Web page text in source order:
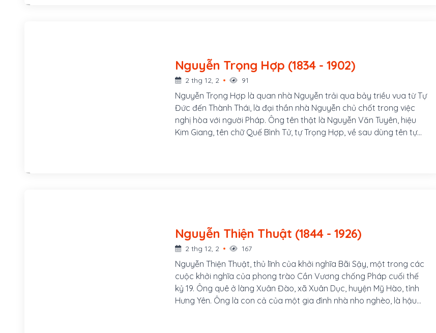
Nguyễn Trọng Hợp (1834 - 1902)
2 thg 12, 2 91
Nguyễn Trọng Hợp là quan nhà Nguyễn trải qua bảy triều vua từ Tự
Đức đến Thành Thái, là đại thần nhà Nguyễn chủ chốt trong việc
nghị hòa với người Pháp. Ông tên thật là Nguyễn Văn Tuyên, hiệu
Kim Giang, tên chữ Quế Bình Tử, tự Trọng Hợp, về sau dùng tên tự
Nguyễn Thiện Thuật (1844 - 1926)
2 thg 12, 2 167
Nguyễn Thiện Thuật, thủ lĩnh của khởi nghĩa Bãi Sậy, một trong các
cuộc khởi nghĩa của phong trào Cần Vương chống Pháp cuối thế
kỷ 19. Ông quê ở làng Xuân Đào, xã Xuân Dục, huyện Mỹ Hào, tỉnh
Hưng Yên. Ông là con cả của một gia đình nhà nho nghèo, là hậu